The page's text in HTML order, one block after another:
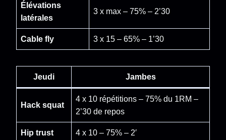
Élévations
latérales
3 x max – 75% – 2’30
Cable fly 3 x 15 – 65% – 1’30
Jeudi Jambes
Hack squat
4 x 10 répétitions – 75% du 1RM –
2’30 de repos
Hip trust 4 x 10 – 75% – 2′